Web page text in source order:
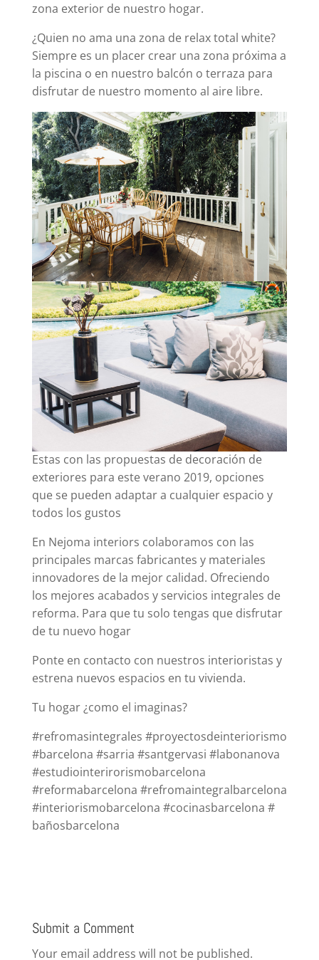
zona exterior de nuestro hogar.
¿Quien no ama una zona de relax total white?
Siempre es un placer crear una zona próxima a
la piscina o en nuestro balcón o terraza para
disfrutar de nuestro momento al aire libre.
Estas con las propuestas de decoración de
exteriores para este verano 2019, opciones
que se pueden adaptar a cualquier espacio y
todos los gustos
En Nejoma interiors colaboramos con las
principales marcas fabricantes y materiales
innovadores de la mejor calidad. Ofreciendo
los mejores acabados y servicios integrales de
reforma. Para que tu solo tengas que disfrutar
de tu nuevo hogar
Ponte en contacto con nuestros interioristas y
estrena nuevos espacios en tu vivienda.
Tu hogar ¿como el imaginas?
#refromasintegrales #proyectosdeinteriorismo
#barcelona #sarria #santgervasi #labonanova
#estudiointerirorismobarcelona
#reformabarcelona #refromaintegralbarcelona
#interiorismobarcelona #cocinasbarcelona #
bañosbarcelona
Submit a Comment
Your email address will not be published.